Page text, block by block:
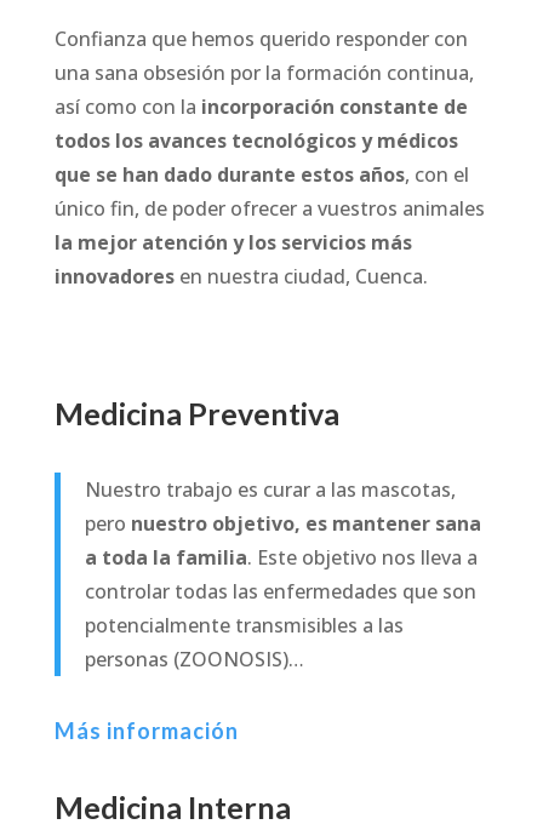
Confianza que hemos querido responder con
una sana obsesión por la formación continua,
así como con la incorporación constante de
todos los avances tecnológicos y médicos
que se han dado durante estos años, con el
único fin, de poder ofrecer a vuestros animales
la mejor atención y los servicios más
innovadoresen nuestra ciudad, Cuenca.
Medicina Preventiva
Nuestro trabajo es curar a las mascotas,
pero nuestro objetivo, es mantener sana
a toda la familia. Este objetivo nos lleva a
controlar todas las enfermedades que son
potencialmente transmisibles a las
personas (ZOONOSIS)…
Más información
Medicina Interna